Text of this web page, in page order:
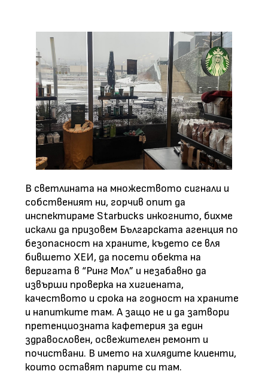
В светлината на множеството сигнали и
собственият ни, горчив опит да
инспектираме Starbucks инкогнито, бихме
искали да призовем Българската агенция по
безопасност на храните, където се вля
бившето ХЕИ, да посети обекта на
веригата в “Ринг Мол” и незабавно да
извърши проверка на хигиената,
качеството и срока на годност на храните
и напитките там. А защо не и да затвори
претенциозната кафетерия за един
здравословен, освежителен ремонт и
почиствани. В името на хилядите клиенти,
които оставят парите си там.